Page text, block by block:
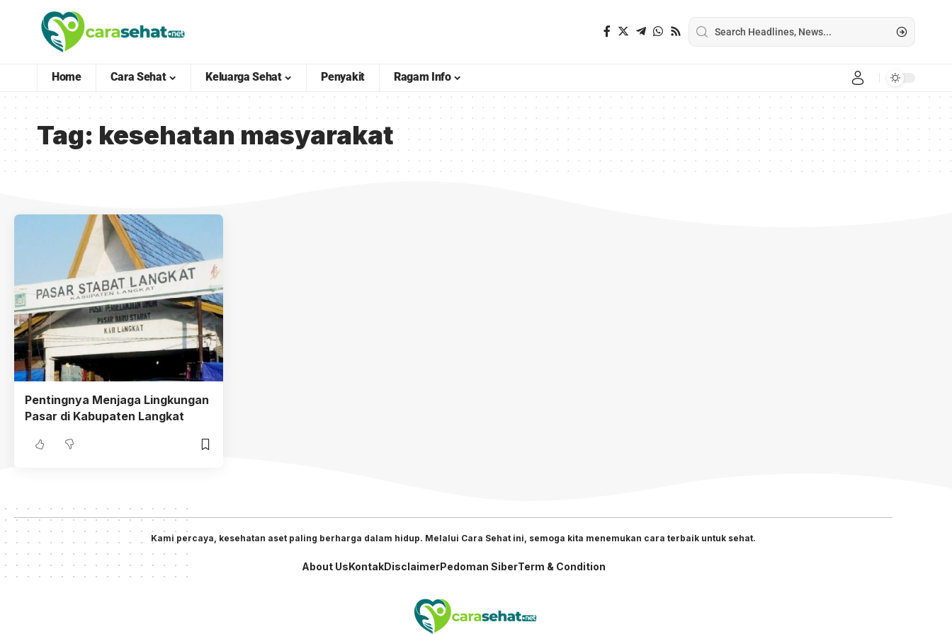
Home Cara Sehat Keluarga Sehat Penyakit Ragam Info
Tag: kesehatan masyarakat
Pentingnya Menjaga Lingkungan
Pasar di Kabupaten Langkat
Kami percaya, kesehatan aset paling berharga dalam hidup. Melalui Cara Sehat ini, semoga kita menemukan cara terbaik untuk sehat.
About UsKontakDisclaimerPedoman SiberTerm & Condition